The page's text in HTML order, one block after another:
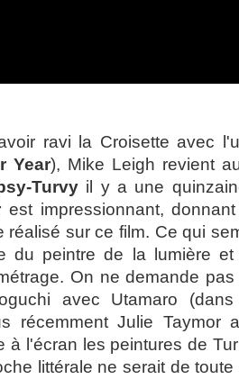
ravi la Croisette avec
Year), Mike Leigh revient
Turvyil y a une
est impressionnant,
réalisé sur ce film. Ce qui
du peintre de la lumière
On ne demande
avec Utamaro
récemment Julie Taymor
à l'écran les peintures de
littérale ne serait de